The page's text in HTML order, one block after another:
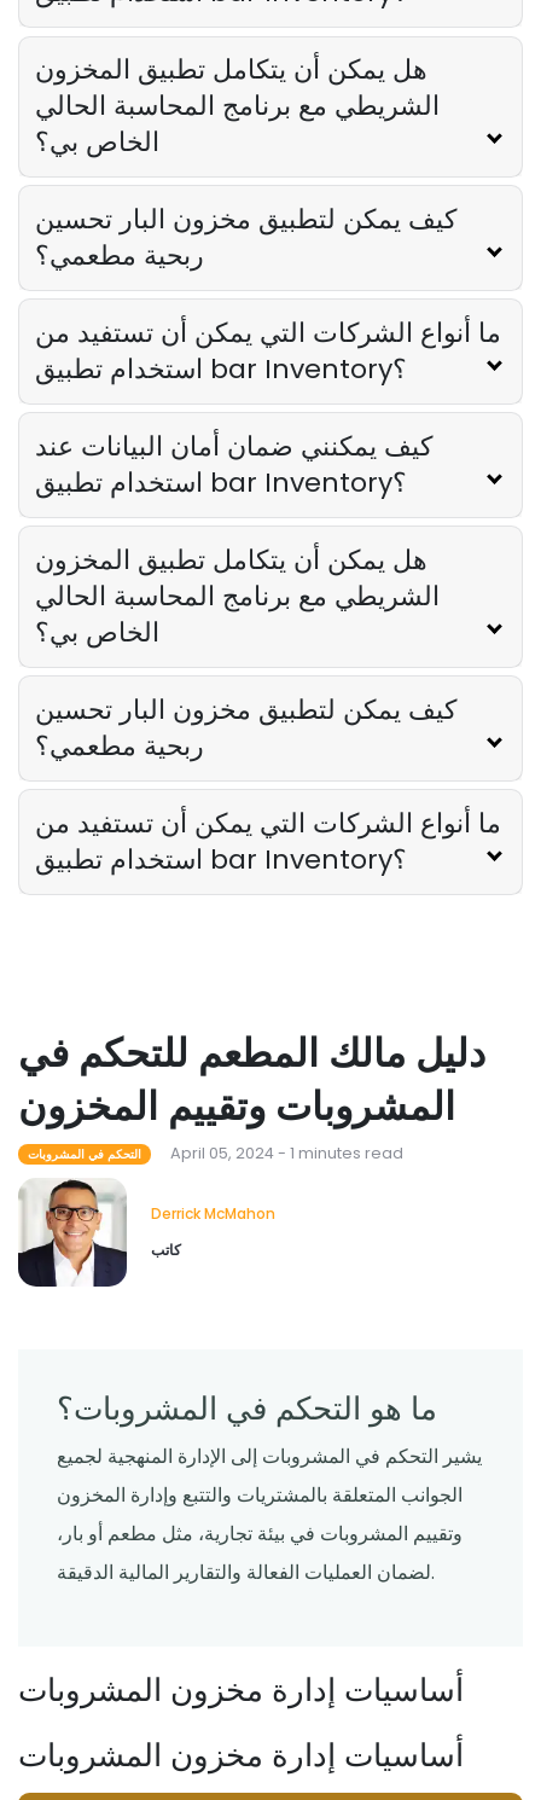
هل يمكن أن يتكامل تطبيق المخزون
الشريطي مع برنامج المحاسبة الحالي
الخاص بي؟
كيف يمكن لتطبيق مخزون البار تحسين
ربحية مطعمي؟
ما أنواع الشركات التي يمكن أن تستفيد من
استخدام تطبيق bar Inventory؟
كيف يمكنني ضمان أمان البيانات عند
استخدام تطبيق bar Inventory؟
هل يمكن أن يتكامل تطبيق المخزون
الشريطي مع برنامج المحاسبة الحالي
الخاص بي؟
كيف يمكن لتطبيق مخزون البار تحسين
ربحية مطعمي؟
ما أنواع الشركات التي يمكن أن تستفيد من
استخدام تطبيق bar Inventory؟
دليل مالك المطعم للتحكم في
المشروبات وتقييم المخزون
التحكم في المشروبات April 05, 2024 - 1 minutes read
Derrick McMahon
كاتب
ما هو التحكم في المشروبات؟
يشير التحكم في المشروبات إلى الإدارة المنهجية لجميع
الجوانب المتعلقة بالمشتريات والتتبع وإدارة المخزون
وتقييم المشروبات في بيئة تجارية، مثل مطعم أو بار،
لضمان العمليات الفعالة والتقارير المالية الدقيقة.
أساسيات إدارة مخزون المشروبات
أساسيات إدارة مخزون المشروبات